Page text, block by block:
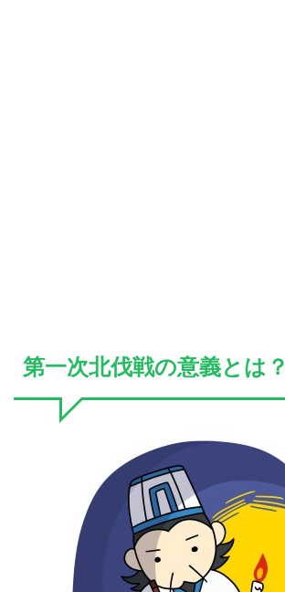
第一次北伐戦の意義とは？